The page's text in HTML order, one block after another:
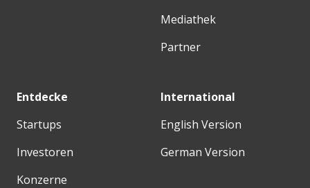
Mediathek
Partner
Entdecke
Startups
Investoren
Konzerne
International
English Version
German Version